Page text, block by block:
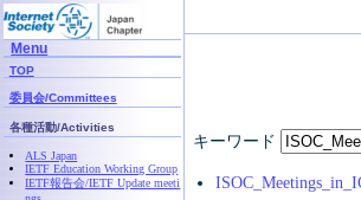
キーワード
Menu
TOP
委員会/Committees
各種活動/Activities
ALS Japan
IETF Education Working Group
IETF報告会/IETF Update meeti